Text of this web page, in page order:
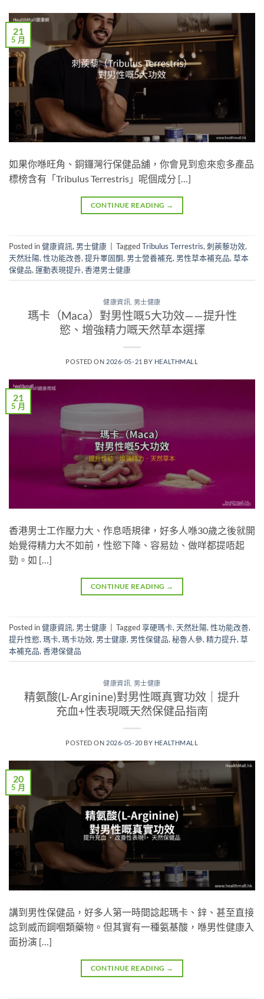
21
5 月
如果你喺旺角、銅鑼灣行保健品舖，你會見到愈來愈多產品
標榜含有「Tribulus Terrestris」呢個成分 […]
CONTINUE READING →
Posted in健康資訊, 男士健康 TaggedTribulus Terrestris, 刺蒺藜功效,
天然壯陽, 性功能改善, 提升睪固酮, 男士營養補充, 男性草本補充品, 草本
保健品, 運動表現提升, 香港男士健康
健康資訊 男士健康
瑪卡（Maca）對男性嘅5大功效——提升性
慾、增強精力嘅天然草本選擇
POSTED ON 2026-05-21 BY HEALTHMALL
21
5 月
香港男士工作壓力大、作息唔規律，好多人喺30歲之後就開
始覺得精力大不如前，性慾下降、容易攰、做咩都提唔起
勁。如 […]
CONTINUE READING →
Posted in健康資訊, 男士健康 Tagged享硬瑪卡, 天然壯陽, 性功能改善,
提升性慾, 瑪卡, 瑪卡功效, 男士健康, 男性保健品, 秘魯人參, 精力提升, 草
本補充品, 香港保健品
健康資訊 男士健康
精氨酸(L-Arginine)對男性嘅真實功效｜提升
充血+性表現嘅天然保健品指南
POSTED ON 2026-05-20 BY HEALTHMALL
20
5 月
講到男性保健品，好多人第一時間諗起瑪卡、鋅、甚至直接
諗到威而鋼嗰類藥物。但其實有一種氨基酸，喺男性健康入
面扮演 […]
CONTINUE READING →